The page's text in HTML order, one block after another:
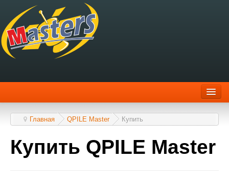
Scanitto Lite
Главная QPILE Master Купить
Купить QPILE Master